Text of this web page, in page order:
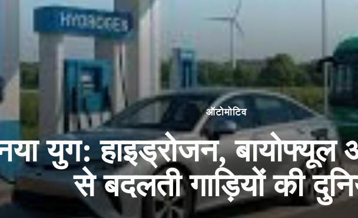
ऑटोमोटिव
युग: हाइड्रोजन, बायोफ्यूल
से बदलती गाड़ियों की